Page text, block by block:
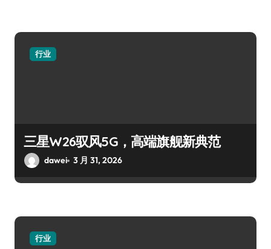
行业
三星W26驭风5G，高端旗舰新典范
dawei 3 月 31, 2026
行业